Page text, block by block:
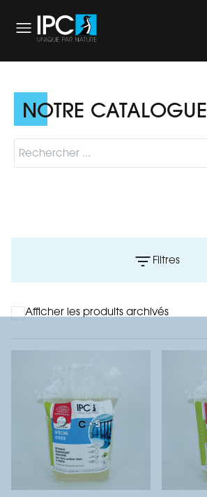
NOTRE CATALOGUE
Filtres
Afficher les produits archivés